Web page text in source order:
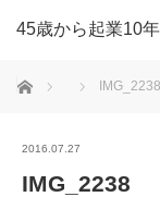
45歳から起業10
ホーム IMG_2238
2016.07.27
IMG_2238